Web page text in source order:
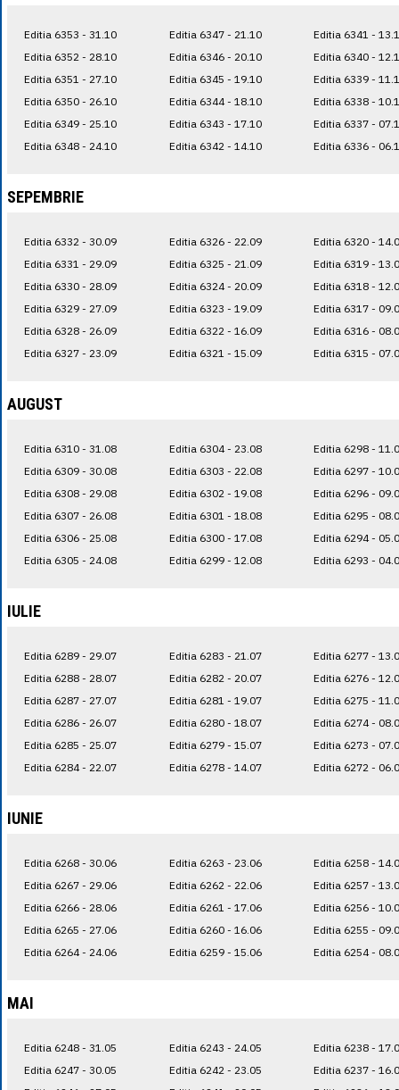
Editia 6353 - 31.10
Editia 6352 - 28.10
Editia 6351 - 27.10
Editia 6350 - 26.10
Editia 6349 - 25.10
Editia 6348 - 24.10
Editia 6347 - 21.10
Editia 6346 - 20.10
Editia 6345 - 19.10
Editia 6344 - 18.10
Editia 6343 - 17.10
Editia 6342 - 14.10
Editia 6341 -
Editia 6340 -
Editia 6339 -
Editia 6338 -
Editia 6337 -
Editia 6336 -
SEPEMBRIE
Editia 6332 - 30.09
Editia 6331 - 29.09
Editia 6330 - 28.09
Editia 6329 - 27.09
Editia 6328 - 26.09
Editia 6327 - 23.09
Editia 6326 - 22.09
Editia 6325 - 21.09
Editia 6324 - 20.09
Editia 6323 - 19.09
Editia 6322 - 16.09
Editia 6321 - 15.09
Editia 6320 -
Editia 6319 -
Editia 6318 -
Editia 6317 -
Editia 6316 -
Editia 6315 -
AUGUST
Editia 6310 - 31.08
Editia 6309 - 30.08
Editia 6308 - 29.08
Editia 6307 - 26.08
Editia 6306 - 25.08
Editia 6305 - 24.08
Editia 6304 - 23.08
Editia 6303 - 22.08
Editia 6302 - 19.08
Editia 6301 - 18.08
Editia 6300 - 17.08
Editia 6299 - 12.08
Editia 6298 -
Editia 6297 -
Editia 6296 -
Editia 6295 -
Editia 6294 -
Editia 6293 -
IULIE
Editia 6289 - 29.07
Editia 6288 - 28.07
Editia 6287 - 27.07
Editia 6286 - 26.07
Editia 6285 - 25.07
Editia 6284 - 22.07
Editia 6283 - 21.07
Editia 6282 - 20.07
Editia 6281 - 19.07
Editia 6280 - 18.07
Editia 6279 - 15.07
Editia 6278 - 14.07
Editia 6277 -
Editia 6276 -
Editia 6275 -
Editia 6274 -
Editia 6273 -
Editia 6272 -
IUNIE
Editia 6268 - 30.06
Editia 6267 - 29.06
Editia 6266 - 28.06
Editia 6265 - 27.06
Editia 6264 - 24.06
Editia 6263 - 23.06
Editia 6262 - 22.06
Editia 6261 - 17.06
Editia 6260 - 16.06
Editia 6259 - 15.06
Editia 6258 -
Editia 6257 -
Editia 6256 -
Editia 6255 -
Editia 6254 -
MAI
Editia 6248 - 31.05
Editia 6247 - 30.05
Editia 6243 - 24.05
Editia 6242 - 23.05
Editia 6238 -
Editia 6237 -